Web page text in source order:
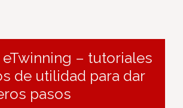
– tutoriales
de utilidad para dar
pasos